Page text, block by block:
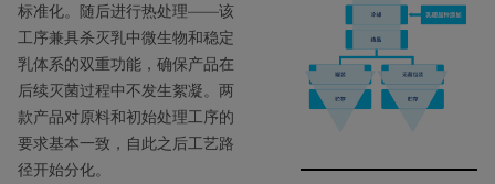
标准化。随后进行热处理——该
工序兼具杀灭乳中微生物和稳定
乳体系的双重功能，确保产品在
后续灭菌过程中不发生絮凝。两
款产品对原料和初始处理工序的
要求基本一致，自此之后工艺路
径开始分化。